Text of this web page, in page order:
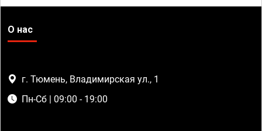
О нас
г. Тюмень, Владимирская ул., 1
Пн-Сб | 09:00 - 19:00